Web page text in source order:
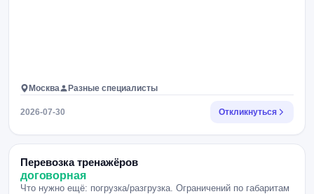
Москва Разные специалисты
2026-07-30 Откликнуться
Перевозка тренажёров
договорная
Что нужно ещё: погрузка/разгрузка. Ограничений по габаритам